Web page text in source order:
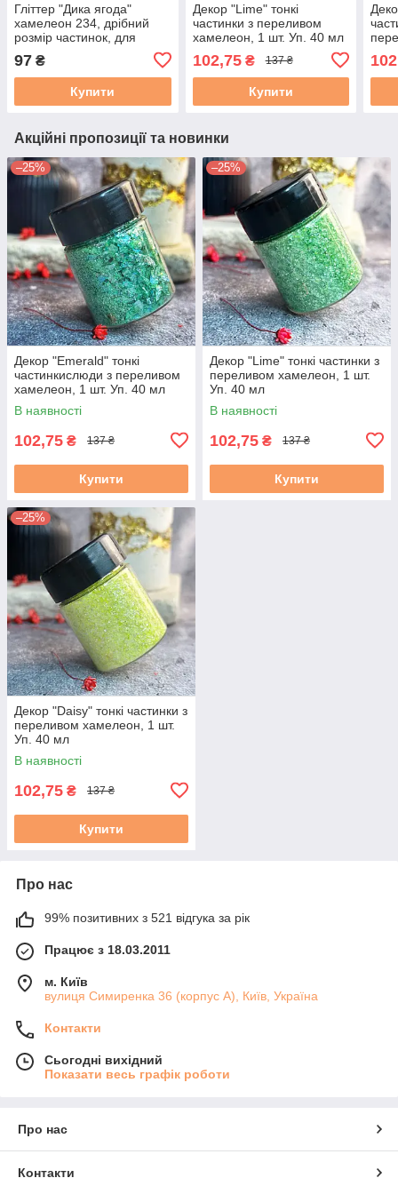
Гліттер "Дика ягода"
хамелеон 234, дрібний
розмір частинок, для
ResinArt. Уп. 25мл
97 ₴
Купити
Декор "Lime" тонкі
частинки з переливом
хамелеон, 1 шт. Уп. 40 мл
102,75₴ 137 ₴
Купити
Акційні пропозиції та новинки
–25%
Декор "Emerald" тонкі
частинкислюди з переливом
хамелеон, 1 шт. Уп. 40 мл
В наявності
102,75 ₴ 137 ₴
Купити
–25%
Декор "Lime" тонкі частинки з
переливом хамелеон, 1 шт.
Уп. 40 мл
В наявності
102,75 ₴ 137 ₴
Купити
–25%
Декор "Daisy" тонкі частинки з
переливом хамелеон, 1 шт.
Уп. 40 мл
В наявності
102,75 ₴ 137 ₴
Купити
Про нас
99% позитивних з 521 відгука за рік
Працює з 18.03.2011
м. Київ
вулиця Симиренка 36 (корпус А), Київ, Україна
Контакти
Сьогодні вихідний
Показати весь графік роботи
Про нас
Контакти